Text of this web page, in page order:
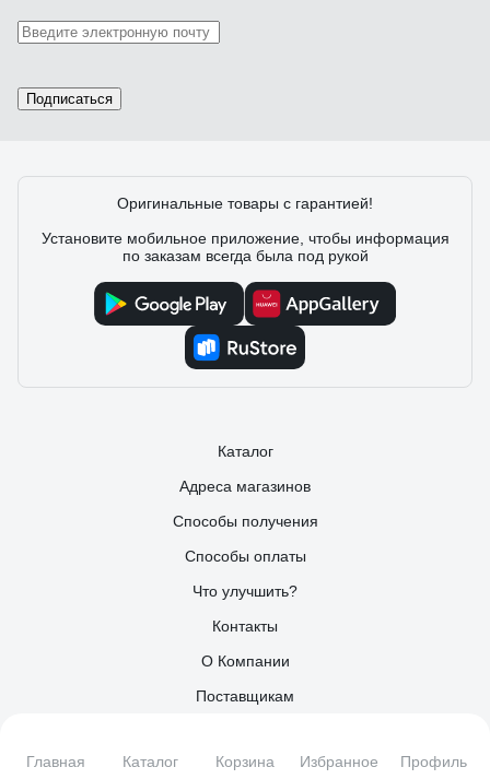
Главная Каталог Корзина Избранное Профиль
Подписаться
Оригинальные товары с гарантией!
Установите мобильное приложение, чтобы информация
по заказам всегда была под рукой
Каталог
Адреса магазинов
Способы получения
Способы оплаты
Что улучшить?
Контакты
О Компании
Поставщикам
Информация для инвесторов